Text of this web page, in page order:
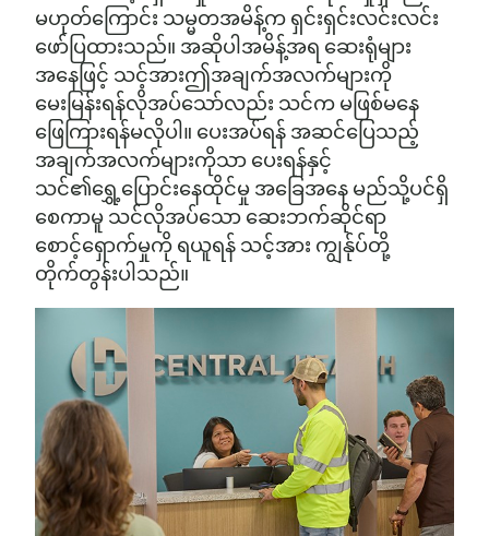
မဟုတ်ကြောင်း သမ္မတအမိန့်က ရှင်းရှင်းလင်းလင်း
ဖော်ပြထားသည်။ အဆိုပါအမိန့်အရ ဆေးရုံများ
အနေဖြင့် သင့်အားဤအချက်အလက်များကို
မေးမြန်းရန်လိုအပ်သော်လည်း သင်က မဖြစ်မနေ
ဖြေကြားရန်မလိုပါ။ ပေးအပ်ရန် အဆင်ပြေသည့်
အချက်အလက်များကိုသာ ပေးရန်နှင့်
သင်၏ရွှေ့ပြောင်းနေထိုင်မှု အခြေအနေ မည်သို့ပင်ရှိ
စေကာမူ သင်လိုအပ်သော ဆေးဘက်ဆိုင်ရာ
စောင့်ရှောက်မှုကို ရယူရန် သင့်အား ကျွန်ုပ်တို့
တိုက်တွန်းပါသည်။